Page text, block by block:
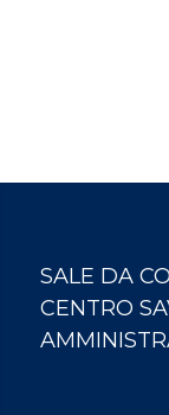
SALE DA
CENTRO